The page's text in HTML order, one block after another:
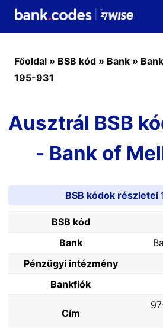
Főoldal » BSB kód » Bank »
195-931
Ausztrál BSB
- Bank of
BSB kódok részletei
BSB kód
Bank
Pénzügyi intézmény
Bankfiók
Cím